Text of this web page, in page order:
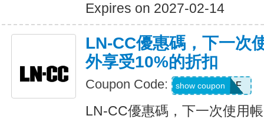
Expires on 2027-02-14
LN-CC優惠碼，下一次
外享受10%的折扣
Coupon Code: ACCOUNTSF
show coupon
LN-CC優惠碼，下一次使用